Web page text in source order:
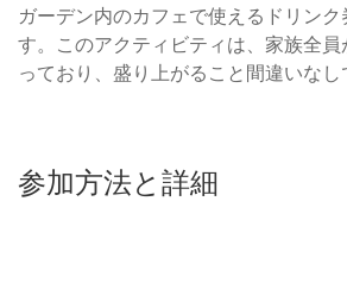
ガーデン内のカフェで使えるドリンク
す。このアクティビティは、家族全
っており、盛り上がること間違いなし
参加方法と詳細